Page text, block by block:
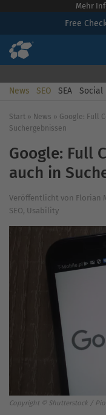
Mehr
Free
News SEO SEA Social
Start » News » Google: Full
Suchergebnissen
Google: Full
auch in
Veröffentlicht von Florian
SEO, Usability
Copyright © Shutterstock /